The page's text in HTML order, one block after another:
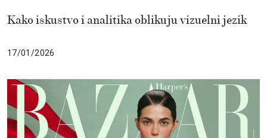
Kako iskustvo i analitika oblikuju vizuelni jezik
17/01/2026